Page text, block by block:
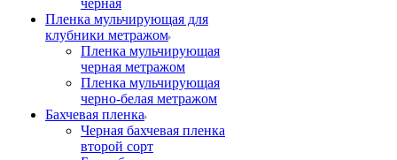
черная
Пленка мульчирующая для
клубники метражом
Пленка мульчирующая
черная метражом
Пленка мульчирующая
черно-белая метражом
Бахчевая пленка
Черная бахчевая пленка
второй сорт